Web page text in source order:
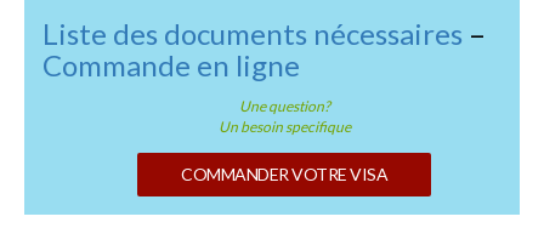
Liste des documents nécessaires –
Commande en ligne
Une question?
Un besoin specifique
COMMANDER VOTRE VISA